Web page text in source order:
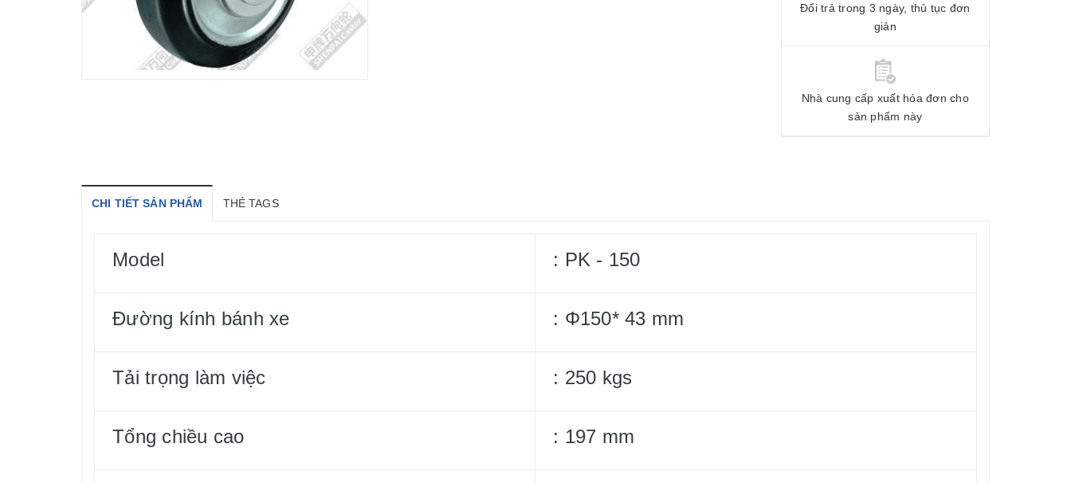
Đổi trả trong 3 ngày, thủ tục đơn
giản
Nhà cung cấp xuất hóa đơn cho
sản phẩm này
CHI TIẾT SẢN PHẨM THẺ TAGS
Model : PK - 150
Đường kính bánh xe : Φ150* 43 mm
Tải trọng làm việc : 250 kgs
Tổng chiều cao : 197 mm